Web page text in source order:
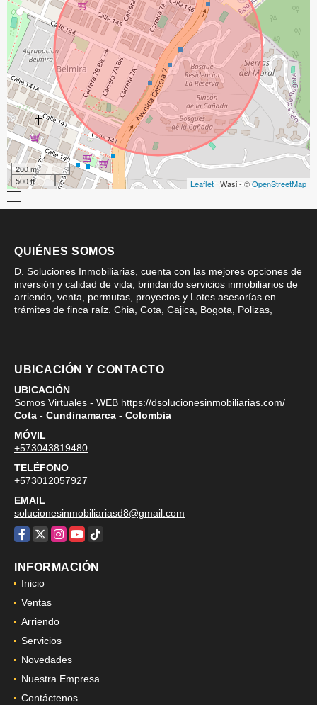
200 m
500 ft
Leaflet | Wasi - ©OpenStreetMap
QUIÉNES SOMOS
D. Soluciones Inmobiliarias, cuenta con las mejores opciones de
inversión y calidad de vida, brindando servicios inmobiliarios de
arriendo, venta, permutas, proyectos y Lotes asesorías en
trámites de finca raíz. Chia, Cota, Cajica, Bogota, Polizas,
UBICACIÓN Y CONTACTO
UBICACIÓN
Somos Virtuales - WEB https://dsolucionesinmobiliarias.com/
Cota - Cundinamarca - Colombia
MÓVIL
+573043819480
TELÉFONO
+573012057927
EMAIL
solucionesinmobiliariasd8@gmail.com
Facebook
X Instagram
YouTube
TikTok
INFORMACIÓN
Inicio
Ventas
Arriendo
Servicios
Novedades
Nuestra Empresa
Contáctenos